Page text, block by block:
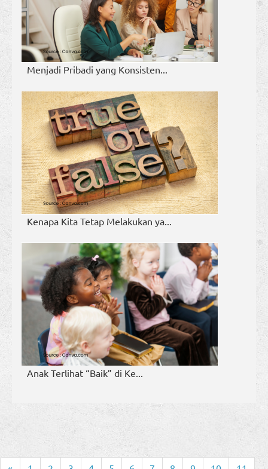
Menjadi Pribadi yang Konsisten...
Kenapa Kita Tetap Melakukan ya...
Anak Terlihat “Baik” di Ke...